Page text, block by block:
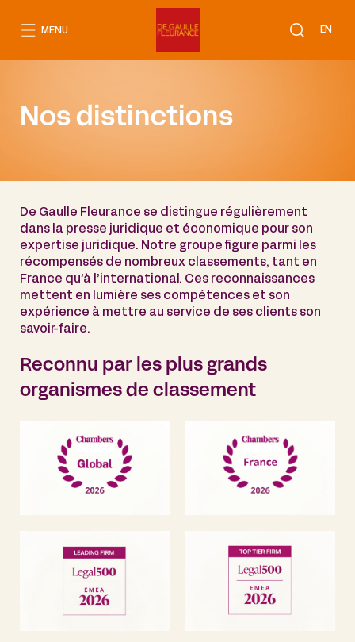
EN
MENU
Nos distinctions
De Gaulle Fleurance se distingue régulièrement
dans la presse juridique et économique pour son
expertise juridique. Notre groupe figure parmi les
récompensés de nombreux classements, tant en
France qu’à l’international. Ces reconnaissances
mettent en lumière ses compétences et son
expérience à mettre au service de ses clients son
savoir-faire.
Reconnu par les plus grands
organismes de classement